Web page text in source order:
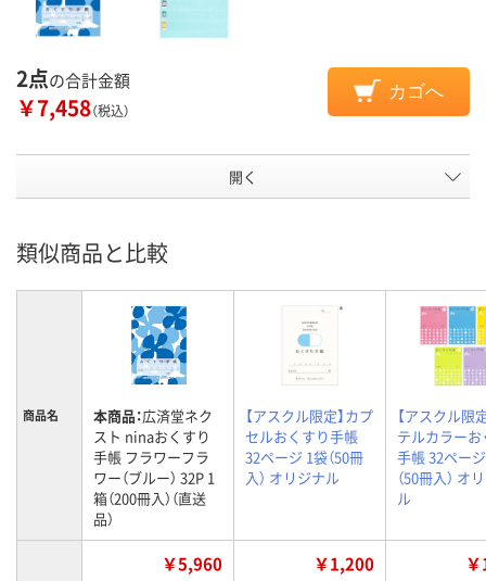
2点の合計金額
￥7,458（税込）
カゴへ
開く
類似商品と比較
商品名 本商品：広済堂ネク
スト ninaおくすり
手帳 フラワーフラ
ワー（ブルー） 32P 1
箱（200冊入）（直送
品）
【アスクル限定】カプ
セルおくすり手帳
32ページ 1袋（50冊
入） オリジナル
【アスクル限
テルカラー
手帳 32ペー
（50冊入） オ
ル
￥5,960 ￥1,200